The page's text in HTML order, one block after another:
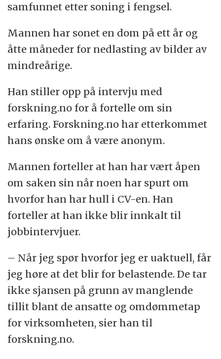
samfunnet etter soning i fengsel.
Mannen har sonet en dom på ett år og
åtte måneder for nedlasting av bilder av
mindreårige.
Han stiller opp på intervju med
forskning.no for å fortelle om sin
erfaring. Forskning.no har etterkommet
hans ønske om å være anonym.
Mannen forteller at han har vært åpen
om saken sin når noen har spurt om
hvorfor han har hull i CV-en. Han
forteller at han ikke blir innkalt til
jobbintervjuer.
– Når jeg spør hvorfor jeg er uaktuell, får
jeg høre at det blir for belastende. De tar
ikke sjansen på grunn av manglende
tillit blant de ansatte og omdømmetap
for virksomheten, sier han til
forskning.no.